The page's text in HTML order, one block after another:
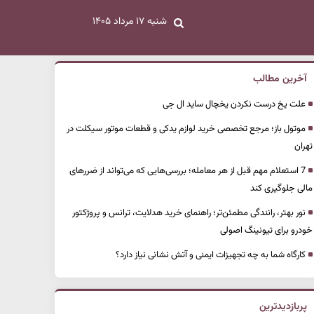
شنبه ۱۷ مرداد ۱۴۰۵
آخرین مطالب
علت یخ درست نکردن یخچال ساید ال جی
موتول باز؛ مرجع تخصصی خرید لوازم یدکی و قطعات موتور سیکلت در
تهران
7 استعلام مهم قبل از هر معامله؛ بررسی‌هایی که می‌تواند از ضررهای
مالی جلوگیری کند
نور بهتر، رانندگی مطمئن‌تر؛ راهنمای خرید هدلایت، ترانس و پروژکتور
خودرو برای تیونینگ اصولی
کارگاه شما به چه تجهیزات ایمنی و آتش نشانی نیاز دارد؟
پربازدیدترین